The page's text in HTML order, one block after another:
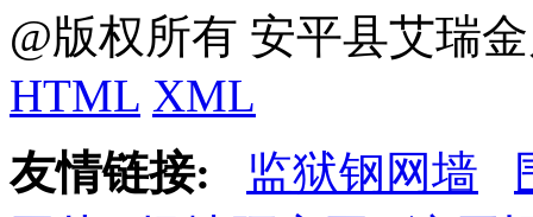
@版权所有 安平县艾瑞
HTML XML
友情链接:
监狱钢网墙